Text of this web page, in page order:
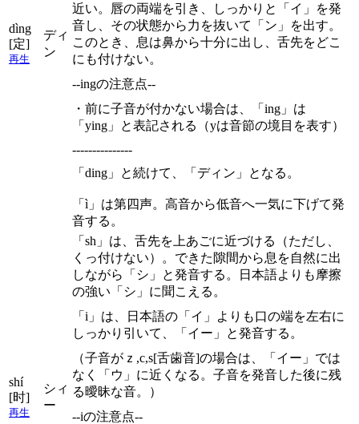
dìng
[定]
再生
ディ
ン
近い。唇の両端を引き、しっかりと「イ」を発
音し、その状態から力を抜いて「ン」を出す。
このとき、息は鼻から十分に出し、舌先をどこ
にも付けない。
--ingの注意点--
・前に子音が付かない場合は、「ing」は
「ying」と表記される（yは音節の境目を表す）
---------------
「ding」と続けて、「ディン」となる。
「ì」は第四声。高音から低音へ一気に下げて発
音する。
shí
[时]
再生
シィ
ー
「sh」は、舌先を上あごに近づける（ただし、
くっ付けない）。できた隙間から息を自然に出
しながら「シ」と発音する。日本語よりも摩擦
の強い「シ」に聞こえる。
「i」は、日本語の「イ」よりも口の端を左右に
しっかり引いて、「イー」と発音する。
（子音がｚ,c,s[舌歯音]の場合は、「イー」では
なく「ウ」に近くなる。子音を発音した後に残
る曖昧な音。）
--iの注意点--